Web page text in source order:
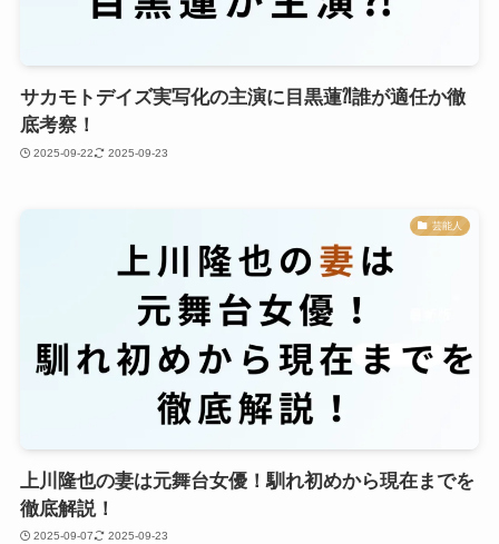
サカモトデイズ実写化の主演に目黒蓮⁈誰が適任か徹
底考察！
2025-09-22 2025-09-23
芸能人
上川隆也の妻は元舞台女優！馴れ初めから現在までを
徹底解説！
2025-09-07 2025-09-23